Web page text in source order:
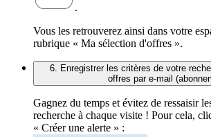
.
Vous les retrouverez ainsi dans votre
rubrique « Ma sélection d'offres ».
6. Enregistrer les critères de votre
offres par e-mail
Gagnez du temps et évitez de ressaisir
recherche à chaque visite ! Pour cela,
« Créer une alerte » :